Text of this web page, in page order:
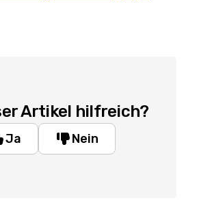
Artikel hilfreich?
Ja Nein